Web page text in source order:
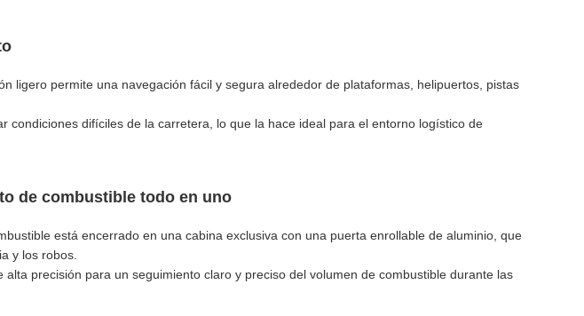
ligero permite una navegación fácil y segura alrededor de plataformas, helipuertos, pistas
condiciones difíciles de la carretera, lo que la hace ideal para el entorno logístico de
de combustible todo en uno
está encerrado en una cabina exclusiva con una puerta enrollable de aluminio, que
y los robos.
precisión para un seguimiento claro y preciso del volumen de combustible durante las